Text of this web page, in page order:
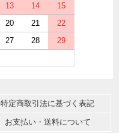
13 14
15
20 21
22
27 28
29
特定商取引法に基づく表記
お支払い・送料について